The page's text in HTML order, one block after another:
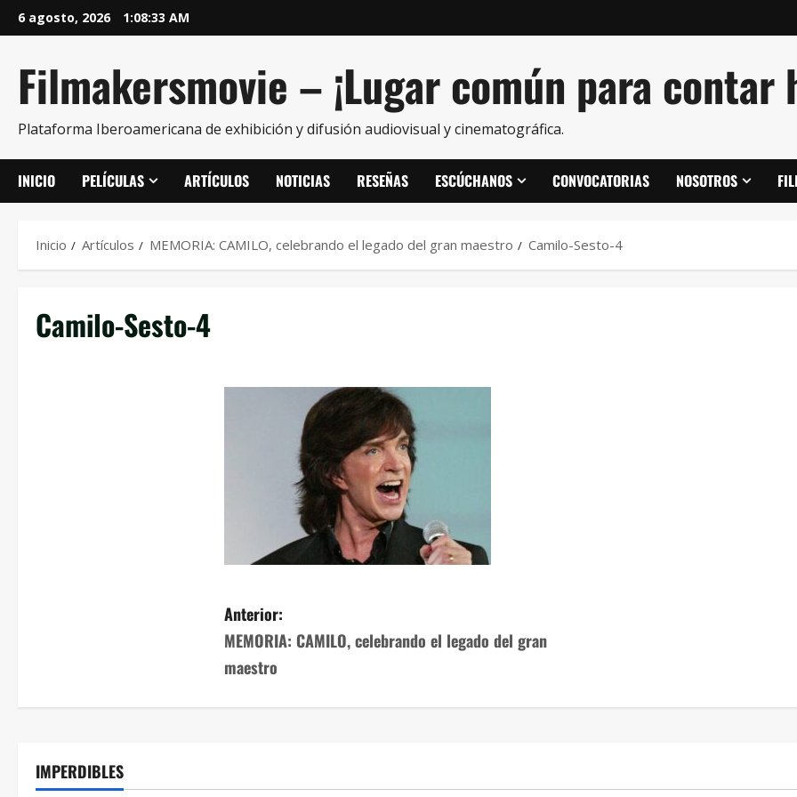
6 agosto, 2026 1:08:33 AM
Filmakersmovie – ¡Lugar común para
Plataforma Iberoamericana de exhibición y difusión audiovisual y cinematográfica.
INICIO PELÍCULAS ARTÍCULOS NOTICIAS RESEÑAS ESCÚCHANOS CONVOCATORIAS NOSOTROS
Inicio Artículos MEMORIA: CAMILO, celebrando el legado del gran maestro Camilo-Sesto-4
Camilo-Sesto-4
Anterior:
MEMORIA: CAMILO, celebrando el legado del gran
maestro
IMPERDIBLES